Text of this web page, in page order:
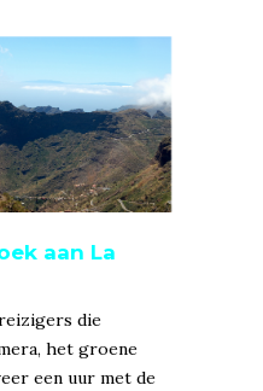
aan La
die
het groene
een uur met de